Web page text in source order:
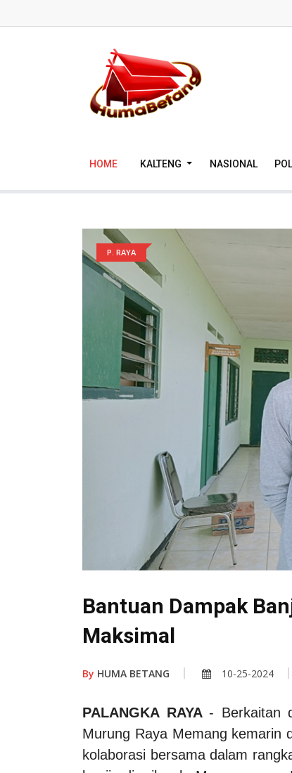
HOME KALTENG NASIONAL
P. RAYA
Bantuan Dampak
Maksimal
By HUMA BETANG 10-25-2024
PALANGKA RAYA - Berkaitan
Murung Raya Memang kemarin
kolaborasi bersama dalam